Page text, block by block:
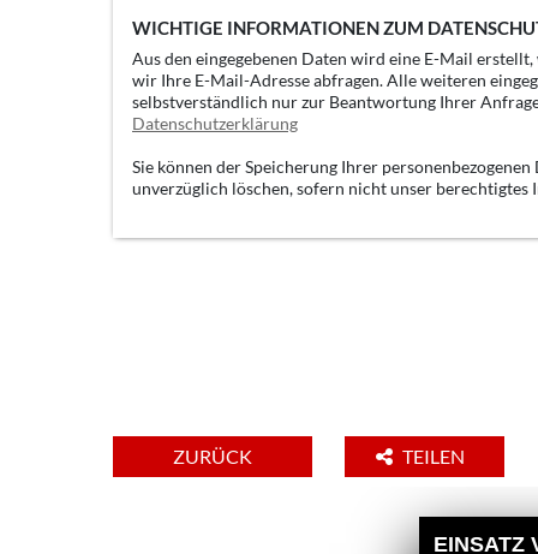
WICHTIGE INFORMATIONEN ZUM
Aus den eingegebenen Daten wird eine E-Mail
wir Ihre E-Mail-Adresse abfragen. Alle weiteren
selbstverständlich nur zur Beantwortung Ihrer
Datenschutzerklärung
Sie können der Speicherung Ihrer
unverzüglich löschen, sofern nicht unser berechtigtes
ZURÜCK TEILEN
EINSATZ